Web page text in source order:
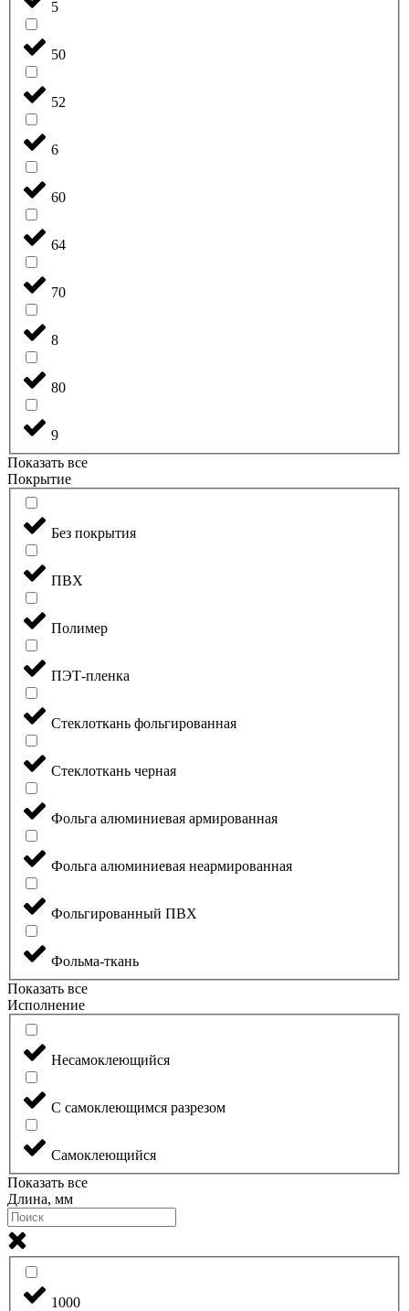
5
50
52
6
60
64
70
8
80
9
Показать все
Покрытие
Без покрытия
ПВХ
Полимер
ПЭТ-пленка
Стеклоткань фольгированная
Стеклоткань черная
Фольга алюминиевая армированная
Фольга алюминиевая неармированная
Фольгированный ПВХ
Фольма-ткань
Показать все
Исполнение
Несамоклеющийся
С самоклеющимся разрезом
Самоклеющийся
Показать все
Длина, мм
1000